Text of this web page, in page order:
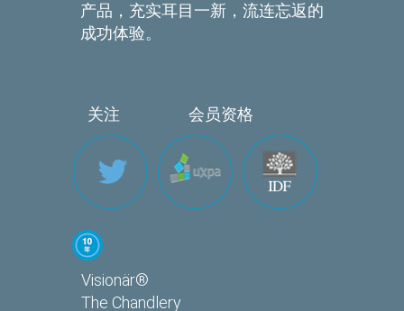
产品，充实耳目一新，流连忘返的
成功体验。
关注 会员资格
Visionär®
The Chandlery